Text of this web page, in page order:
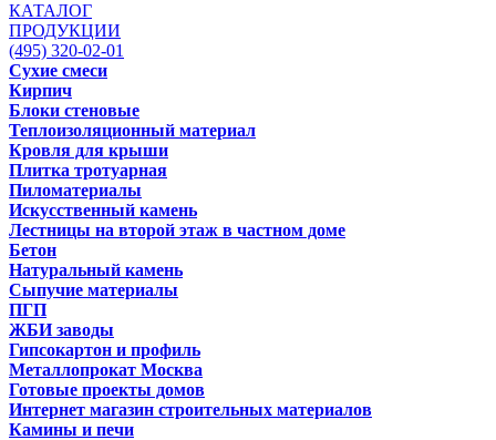
КАТАЛОГ
ПРОДУКЦИИ
(495) 320-02-01
Сухие смеси
Кирпич
Блоки стеновые
Теплоизоляционный материал
Кровля для крыши
Плитка тротуарная
Пиломатериалы
Искусственный камень
Лестницы на второй этаж в частном доме
Бетон
Натуральный камень
Сыпучие материалы
ПГП
ЖБИ заводы
Гипсокартон и профиль
Металлопрокат Москва
Готовые проекты домов
Интернет магазин строительных материалов
Камины и печи